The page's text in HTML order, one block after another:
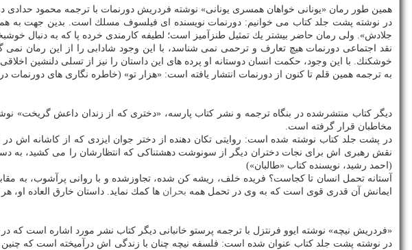
همین طور رمان «یونانی خواهان همسری یونانی» نوشته فردریش دورنمات با ترجمه محمود حدادی در ۱۷۶ صفحه با شمارگان ۱۱۰۰ نسخه و بهای ۲۹۵۰۰ تومان در نشر مورد اشاره انتشار یافته
در نوشته پشت جلد كتاب می خوانیم: دورنمات نویسنده ای فیلسوف مسلك است. بدین جهت
جلادش». ولی رمان حاضر بیشتر یك تمثیل طنزآمیز است؛ لطیفه كارمندی خرده پا كه به دنبال
نقد اجتماعی دورنمات هیچ تعارف و ترحمی نمی شناسد، با این وجود شادابی را از این رمان نمی
خوشكنك. با این وجود، حكمت انسان دوستانه او پرده های این داستان را نیز از تسلی دلنشین
به ترجمه همین قلم تا كنون از دورنمات انتشار یافته است: «هزار تو» (خاطره نگاری های دورنمات
مخاطبان قرار گرفته است.
در پشت جلد كتاب نوشته شده است: روایتی تكان دهنده از دختر جوان ایزدی كه از كاشانه
نقش رهبری اش برای نجات دختران دیگر از سونوشت دهشتناكی كه انتظارشان را می كشید، به دست
(احمد رشید، نویسنده كتاب «طالبان»)
آستانه تحمل انسان تا كجاست؟ فریده خلف، ریشه كن شده، تجاوزشده و با روانی پرآشوب، به
ایمانش آن قدری قوی است كه به وی در تحمل همه بحران ها كمك نماید. داستان خارق العاده
«فردریش نیچه» نوشته ایوو فرنتزل با ترجمه پرستو خانبانی دیگر كتاب نشر مورد اشاره است كه در ۱۳۶ صفحه با شمارگان ۷۵۰ نسخه و قیمت ۲۷هزار تومان راهی بازار شده است.
در نوشته پشت جلد كتاب عنوان شده است: فلسفه نیچه چنان با زندگی اش درآمیخته است كه چنین